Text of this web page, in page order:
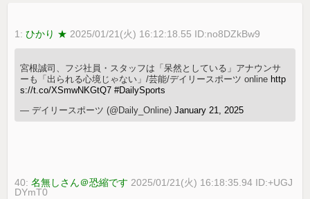
1:ひかり ★ 2025/01/21(火) 16:12:18.55 ID:no8DZkBw9
宮根誠司、フジ社員・スタッフは「呆然としている」アナウンサ
ーも「出られる心境じゃない」/芸能/デイリースポーツ online http
s://t.co/XSmwNKGtQ7 #DailySports
— デイリースポーツ (@Daily_Online)January 21, 2025
40:名無しさん＠恐縮です 2025/01/21(火) 16:18:35.94 ID:+UGJ
DYmT0